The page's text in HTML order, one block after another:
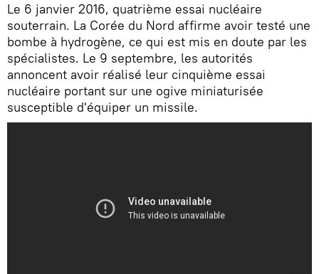
Le 6 janvier 2016, quatrième essai nucléaire
souterrain. La Corée du Nord affirme avoir testé une
bombe à hydrogène, ce qui est mis en doute par les
spécialistes. Le 9 septembre, les autorités
annoncent avoir réalisé leur cinquième essai
nucléaire portant sur une ogive miniaturisée
susceptible d'équiper un missile.